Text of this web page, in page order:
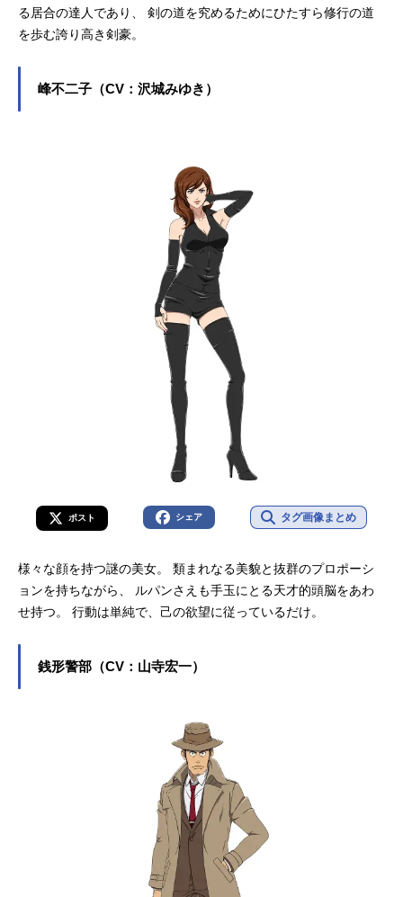
る居合の達人であり、 剣の道を究めるためにひたすら修行の道
を歩む誇り高き剣豪。
峰不二子（CV：沢城みゆき）
ポスト シェア タグ画像まとめ
様々な顔を持つ謎の美女。 類まれなる美貌と抜群のプロポーシ
ョンを持ちながら、 ルパンさえも手玉にとる天才的頭脳をあわ
せ持つ。 行動は単純で、己の欲望に従っているだけ。
銭形警部（CV：山寺宏一）